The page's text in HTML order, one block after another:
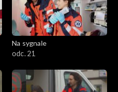
Na sygnale
odc. 21